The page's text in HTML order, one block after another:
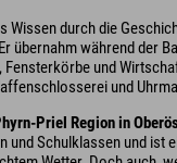
Wissen durch die
Er übernahm während der
Fensterkörbe und
und
Priel Region in
und Schulklassen und ist